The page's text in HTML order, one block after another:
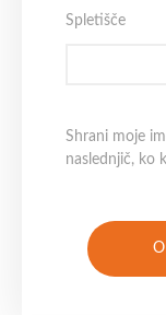
Spletišče
Shrani moje
naslednjič, ko